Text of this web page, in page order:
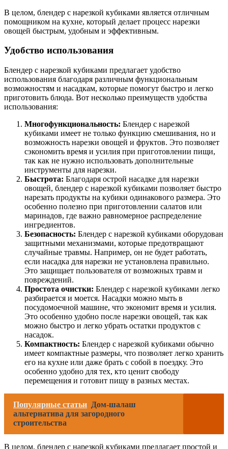
В целом, блендер с нарезкой кубиками является отличным
помощником на кухне, который делает процесс нарезки
овощей быстрым, удобным и эффективным.
Удобство использования
Блендер с нарезкой кубиками предлагает удобство
использования благодаря различным функциональным
возможностям и насадкам, которые помогут быстро и легко
приготовить блюда. Вот несколько преимуществ удобства
использования:
Многофункциональность: Блендер с нарезкой
кубиками имеет не только функцию смешивания, но и
возможность нарезки овощей и фруктов. Это позволяет
сэкономить время и усилия при приготовлении пищи,
так как не нужно использовать дополнительные
инструменты для нарезки.
Быстрота: Благодаря острой насадке для нарезки
овощей, блендер с нарезкой кубиками позволяет быстро
нарезать продукты на кубики одинакового размера. Это
особенно полезно при приготовлении салатов или
маринадов, где важно равномерное распределение
ингредиентов.
Безопасность: Блендер с нарезкой кубиками оборудован
защитными механизмами, которые предотвращают
случайные травмы. Например, он не будет работать,
если насадка для нарезки не установлена правильно.
Это защищает пользователя от возможных травм и
повреждений.
Простота очистки: Блендер с нарезкой кубиками легко
разбирается и моется. Насадки можно мыть в
посудомоечной машине, что экономит время и усилия.
Это особенно удобно после нарезки овощей, так как
можно быстро и легко убрать остатки продуктов с
насадок.
Компактность: Блендер с нарезкой кубиками обычно
имеет компактные размеры, что позволяет легко хранить
его на кухне или даже брать с собой в поездку. Это
особенно удобно для тех, кто ценит свободу
перемещения и готовит пищу в разных местах.
Популярные статьи Дом-шалаш
альтернатива для загородного
строительства
В целом, блендер с нарезкой кубиками предлагает простой и